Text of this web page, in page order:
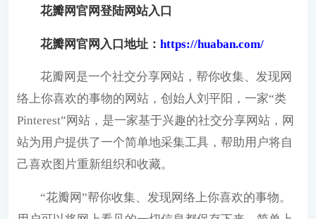
花瓣网官网登陆网站入口
花瓣网官网入口地址：https://huaban.com/
花瓣网是一个社交分享网站，帮你收集、发现网
络上你喜欢的事物的网站，创始人刘平阳，一家“类
Pinterest”网站，是一家基于兴趣的社交分享网站，网
站为用户提供了一个简单地采集工具，帮助用户将自
己喜欢图片重新组织和收藏。
“花瓣网”帮你收集、发现网络上你喜欢的事物。